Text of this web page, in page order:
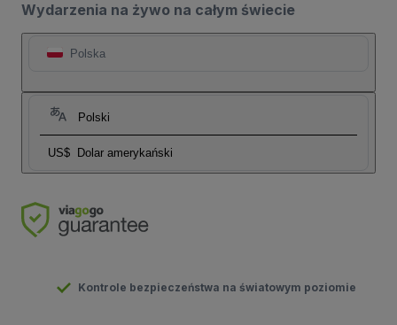
Wydarzenia na żywo na całym świecie
Polska
Polski
US$ Dolar amerykański
Kontrole bezpieczeństwa na światowym poziomie